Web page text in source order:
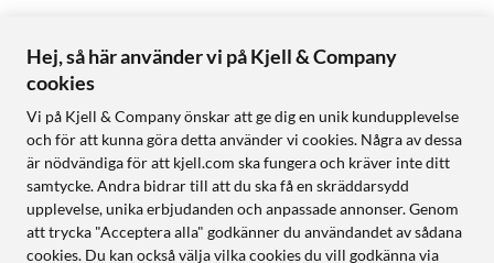
Hej, så här använder vi på Kjell & Company
cookies
Vi på Kjell & Company önskar att ge dig en unik kundupplevelse
och för att kunna göra detta använder vi cookies. Några av dessa
är nödvändiga för att kjell.com ska fungera och kräver inte ditt
samtycke. Andra bidrar till att du ska få en skräddarsydd
upplevelse, unika erbjudanden och anpassade annonser. Genom
att trycka "Acceptera alla" godkänner du användandet av sådana
cookies. Du kan också välja vilka cookies du vill godkänna via